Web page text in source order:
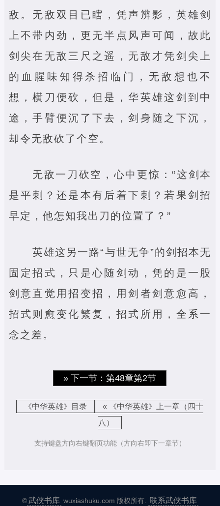
敌。无敌双目已瞎，凭声辨影，英雄剑
上不带内劲，更无半点风声可闻，故此
剑尖在无敌三尺之遥，无敌才凭剑尖上
的血腥味知得杀招临门，无敌想也不
想，横刀便砍，但是，华英雄这剑到中
途，手臂便沉了下去，剑身随之下沉，
却令无敌砍了个空。
无敌一刀砍空，心中更惊：“这剑本
是平刺？还是本有后着下刺？若果剑招
早定，他怎知我出刀的位置了？”
英雄这另一路“与世无争”的剑招本无
固定招式，只是心随剑动，凭的是一股
剑意直觉用招变招，用剑者剑意愈高，
招式则愈变化繁复，招式所用，全系一
念之差。
» 下一节：第48章第2节
《中华英雄》目录
« 《中华英雄》上一章（四十
八）
支持键盘方向右键翻页功能（方向右即下一章节）
© 武侠书库 wuxiashuku.com 版权所有. 联系武侠书库